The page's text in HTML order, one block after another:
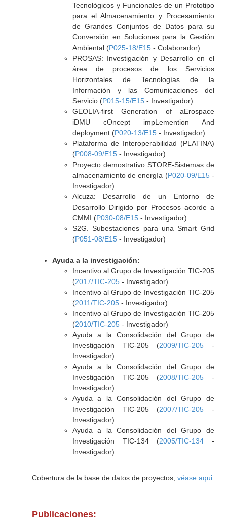
Tecnológicos y Funcionales de un Prototipo
para el Almacenamiento y Procesamiento
de Grandes Conjuntos de Datos para su
Conversión en Soluciones para la Gestión
Ambiental (P025-18/E15- Colaborador)
PROSAS: Investigación y Desarrollo en el
área de procesos de los Servicios
Horizontales de Tecnologías de la
Información y las Comunicaciones del
Servicio (P015-15/E15- Investigador)
GEOLIA-first Generation of aErospace
iDMU cOncept impLemention And
deployment (P020-13/E15- Investigador)
Plataforma de Interoperabilidad (PLATINA)
(P008-09/E15- Investigador)
Proyecto demostrativo STORE-Sistemas de
almacenamiento de energía (P020-09/E15-
Investigador)
Alcuza: Desarrollo de un Entorno de
Desarrollo Dirigido por Procesos acorde a
CMMI (P030-08/E15- Investigador)
S2G. Subestaciones para una Smart Grid
(P051-08/E15- Investigador)
Ayuda a la investigación:
Incentivo al Grupo de Investigación TIC-205
(2017/TIC-205- Investigador)
Incentivo al Grupo de Investigación TIC-205
(2011/TIC-205- Investigador)
Incentivo al Grupo de Investigación TIC-205
(2010/TIC-205- Investigador)
Ayuda a la Consolidación del Grupo de
Investigación TIC-205 (2009/TIC-205 -
Investigador)
Ayuda a la Consolidación del Grupo de
Investigación TIC-205 (2008/TIC-205 -
Investigador)
Ayuda a la Consolidación del Grupo de
Investigación TIC-205 (2007/TIC-205 -
Investigador)
Ayuda a la Consolidación del Grupo de
Investigación TIC-134 (2005/TIC-134 -
Investigador)
Cobertura de la base de datos de proyectos, véase aqui
Publicaciones: